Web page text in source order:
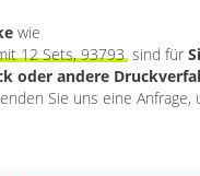
wie
12 Sets, 93793 sind für
oder andere
Sie uns eine Anfrage,